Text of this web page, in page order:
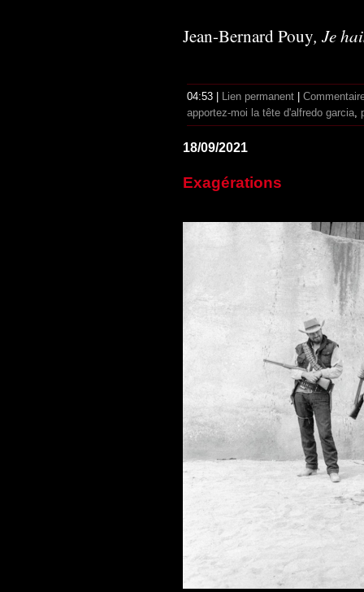
Jean-Bernard Pouy, Je
04:53 | Lien permanent
apportez-moi la tête d'alfredo garcia
18/09/2021
Exagérations